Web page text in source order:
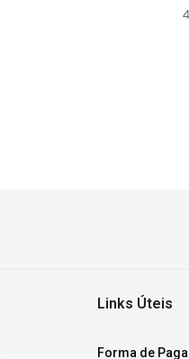
Links Úteis
Forma de